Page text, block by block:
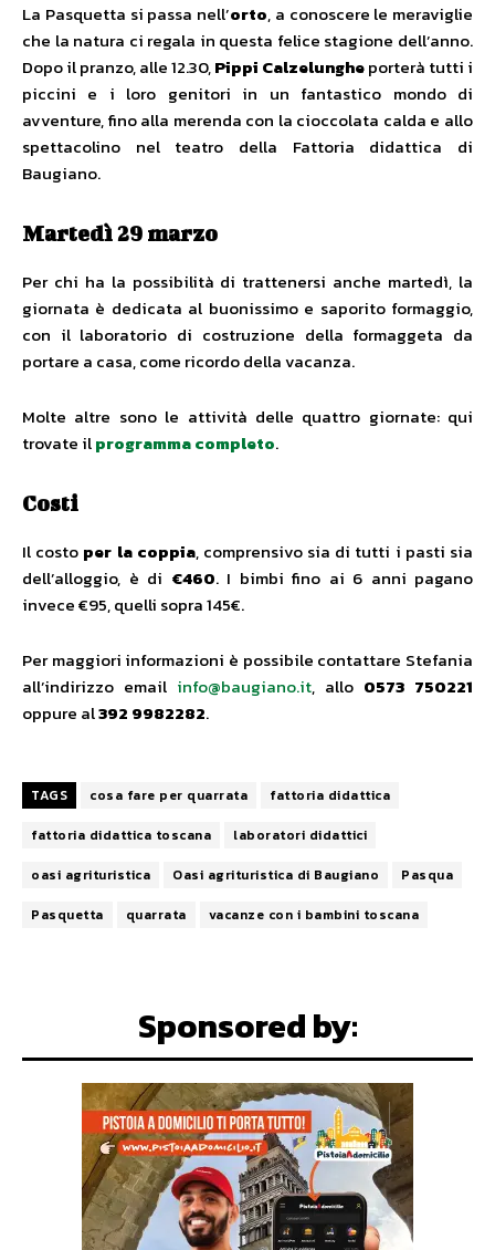
La Pasquetta si passa nell’orto, a conoscere le meraviglie
che la natura ci regala in questa felice stagione dell’anno.
Dopo il pranzo, alle 12.30,Pippi Calzelungheporterà tutti i
piccini e i loro genitori in un fantastico mondo di
avventure, fino alla merenda con la cioccolata calda e allo
spettacolino nel teatro della Fattoria didattica di
Baugiano.
Martedì 29 marzo
Per chi ha la possibilità di trattenersi anche martedì, la
giornata è dedicata al buonissimo e saporito formaggio,
con il laboratorio di costruzione della formaggeta da
portare a casa, come ricordo della vacanza.
Molte altre sono le attività delle quattro giornate: qui
trovate ilprogramma completo.
Costi
Il costo per la coppia, comprensivo sia di tutti i pasti sia
dell’alloggio, è di €460. I bimbi fino ai 6 anni pagano
invece €95, quelli sopra 145€.
Per maggiori informazioni è possibile contattare Stefania
all’indirizzo email info@baugiano.it, allo 0573 750221
oppure al392 9982282.
TAGS cosa fare per quarrata
fattoria didattica
fattoria didattica toscana
laboratori didattici
oasi agrituristica
Oasi agrituristica di Baugiano
Pasqua
Pasquetta
quarrata vacanze con i bambini toscana
Sponsored by: